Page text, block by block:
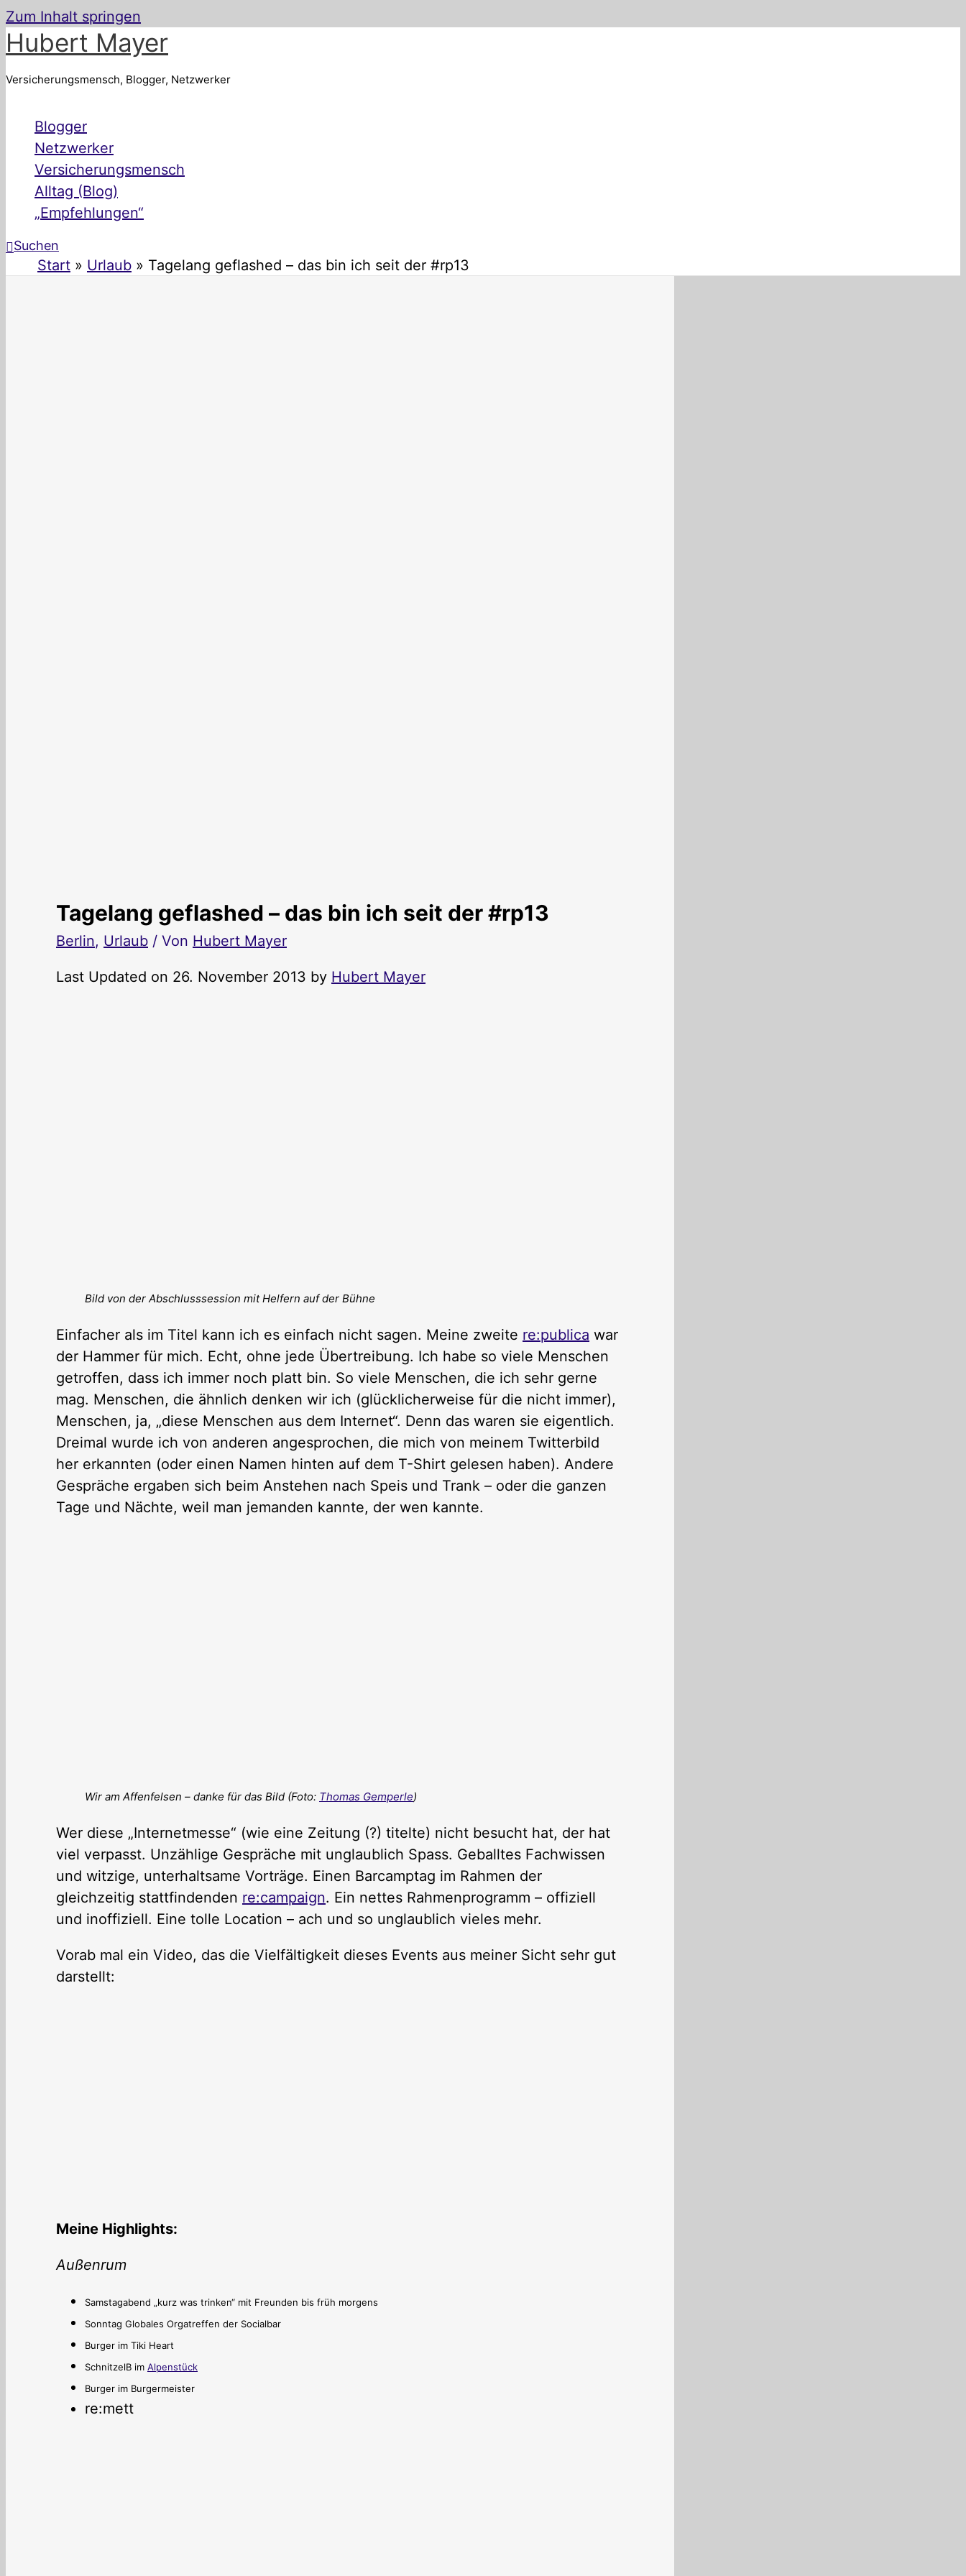
Zum Inhalt springen
Hubert Mayer
Versicherungsmensch, Blogger, Netzwerker
Blogger
Netzwerker
Versicherungsmensch
Alltag (Blog)
„Empfehlungen“
Suchen
Start Urlaub Tagelang geflashed – das bin ich seit der #rp13
Tagelang geflashed – das bin ich seit der #rp13
Berlin, Urlaub / Von Hubert Mayer
Last Updated on 26. November 2013 by Hubert Mayer
Bild von der Abschlusssession mit Helfern auf der Bühne
Einfacher als im Titel kann ich es einfach nicht sagen. Meine zweite re:publica war
der Hammer für mich. Echt, ohne jede Übertreibung. Ich habe so viele Menschen
getroffen, dass ich immer noch platt bin. So viele Menschen, die ich sehr gerne
mag. Menschen, die ähnlich denken wir ich (glücklicherweise für die nicht immer),
Menschen, ja, „diese Menschen aus dem Internet“. Denn das waren sie eigentlich.
Dreimal wurde ich von anderen angesprochen, die mich von meinem Twitterbild
her erkannten (oder einen Namen hinten auf dem T-Shirt gelesen haben). Andere
Gespräche ergaben sich beim Anstehen nach Speis und Trank – oder die ganzen
Tage und Nächte, weil man jemanden kannte, der wen kannte.
Wir am Affenfelsen – danke für das Bild (Foto: Thomas Gemperle)
Wer diese „Internetmesse“ (wie eine Zeitung (?) titelte) nicht besucht hat, der hat
viel verpasst. Unzählige Gespräche mit unglaublich Spass. Geballtes Fachwissen
und witzige, unterhaltsame Vorträge. Einen Barcamptag im Rahmen der
gleichzeitig stattfindenden re:campaign. Ein nettes Rahmenprogramm – offiziell
und inoffiziell. Eine tolle Location – ach und so unglaublich vieles mehr.
Vorab mal ein Video, das die Vielfältigkeit dieses Events aus meiner Sicht sehr gut
darstellt:
Meine Highlights:
Außenrum
Samstagabend „kurz was trinken“ mit Freunden bis früh morgens
Sonntag Globales Orgatreffen der Socialbar
Burger im Tiki Heart
SchnitzelB im Alpenstück
Burger im Burgermeister
re:mett